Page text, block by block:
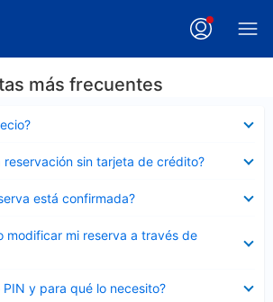
más frecuentes
reservación sin tarjeta de crédito?
está confirmada?
modificar mi reserva a través de
y para qué lo necesito?